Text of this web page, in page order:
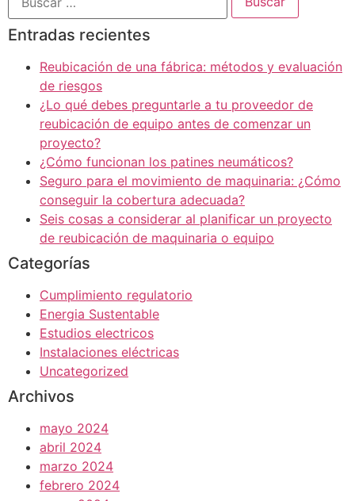
Entradas recientes
Reubicación de una fábrica: métodos y evaluación
de riesgos
¿Lo qué debes preguntarle a tu proveedor de
reubicación de equipo antes de comenzar un
proyecto?
¿Cómo funcionan los patines neumáticos?
Seguro para el movimiento de maquinaria: ¿Cómo
conseguir la cobertura adecuada?
Seis cosas a considerar al planificar un proyecto
de reubicación de maquinaria o equipo
Categorías
Cumplimiento regulatorio
Energia Sustentable
Estudios electricos
Instalaciones eléctricas
Uncategorized
Archivos
mayo 2024
abril 2024
marzo 2024
febrero 2024